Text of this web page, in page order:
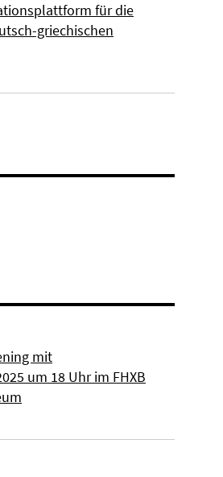
für die
griechischen
mit
um 18 Uhr im FHXB